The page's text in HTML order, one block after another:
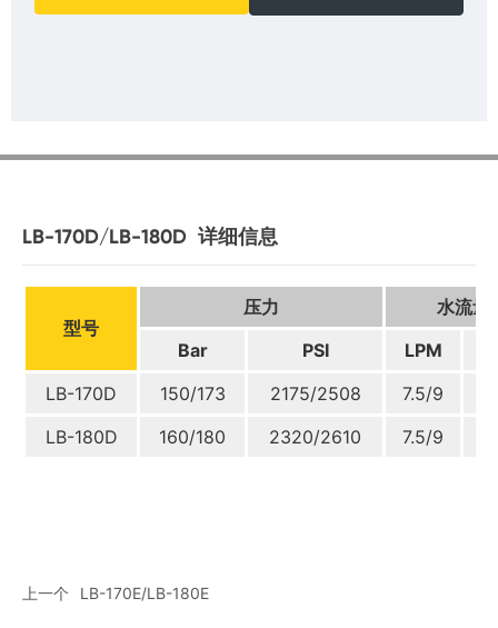
LB-170D/LB-180D 详细信息
型号
压力
水流量
Bar
PSI LPM
LB-170D
150/173 2175/2508 7.5/9
LB-180D
160/180 2320/2610 7.5/9
上一个 LB-170E/LB-180E